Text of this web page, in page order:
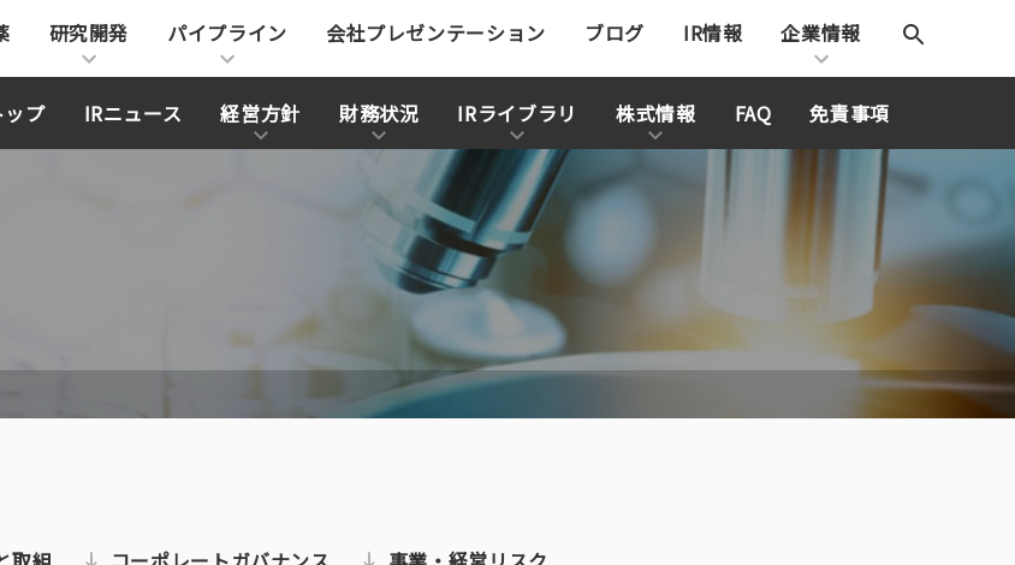
研究開発 パイプライン 会社プレゼンテーション ブログ IR情報 企業情報
ップ IRニュース 経営方針 財務状況 IRライブラリ 株式情報 FAQ 免責事項